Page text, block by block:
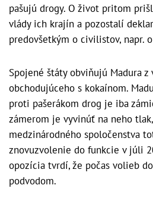
pašujú drogy. O život pritom
vlády ich krajín a pozostalí
predovšetkým o civilistov, napr.
Spojené štáty obviňujú Madura
obchodujúceho s kokaínom.
proti pašerákom drog je iba
zámerom je vyvinúť na neho
medzinárodného spoločenstva
znovuzvolenie do funkcie v júli
opozícia tvrdí, že počas volieb
podvodom.